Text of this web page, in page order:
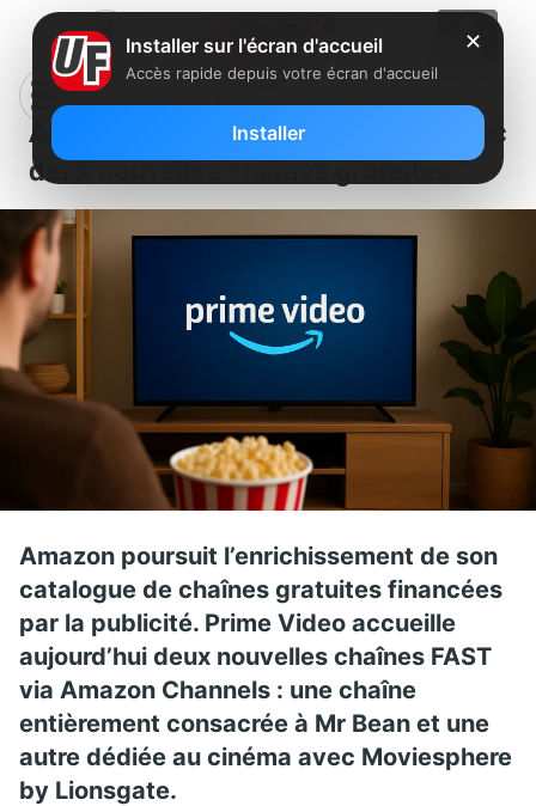
Amazon enrichit Prime Video avec
deux nouvelles chaînes gratuites
Amazon poursuit l’enrichissement de son
catalogue de chaînes gratuites financées
par la publicité. Prime Video accueille
aujourd’hui deux nouvelles chaînes FAST
via Amazon Channels : une chaîne
entièrement consacrée à Mr Bean et une
autre dédiée au cinéma avec Moviesphere
by Lionsgate.
✕
Installer sur l'écran d'accueil
Accès rapide depuis votre écran d'accueil
Installer